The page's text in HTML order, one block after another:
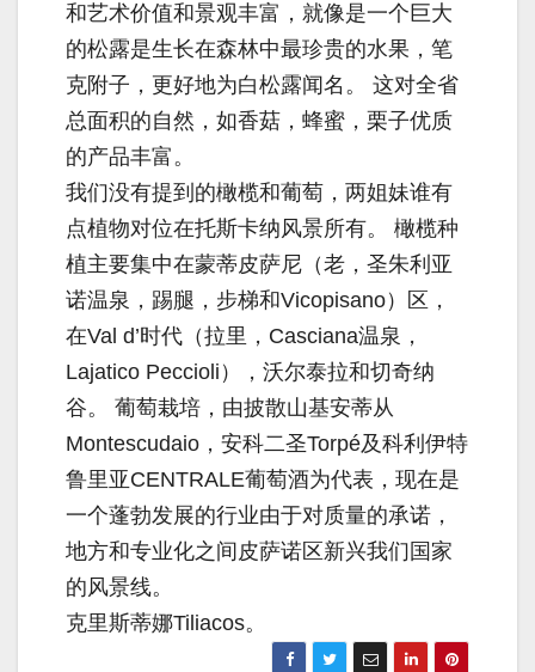
和艺术价值和景观丰富，就像是一个巨大
的松露是生长在森林中最珍贵的水果，笔
克附子，更好地为白松露闻名。 这对全省
总面积的自然，如香菇，蜂蜜，栗子优质
的产品丰富。
我们没有提到的橄榄和葡萄，两姐妹谁有
点植物对位在托斯卡纳风景所有。 橄榄种
植主要集中在蒙蒂皮萨尼（老，圣朱利亚
诺温泉，踢腿，步梯和Vicopisano）区，
在Val d’时代（拉里，Casciana温泉，
Lajatico Peccioli），沃尔泰拉和切奇纳
谷。 葡萄栽培，由披散山基安蒂从
Montescudaio，安科二圣Torpé及科利伊特
鲁里亚CENTRALE葡萄酒为代表，现在是
一个蓬勃发展的行业由于对质量的承诺，
地方和专业化之间皮萨诺区新兴我们国家
的风景线。
克里斯蒂娜Tiliacos。